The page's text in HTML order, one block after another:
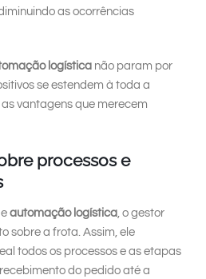
as ocorrências
logística não param por
se estendem à toda a
vantagens que merecem
processos e
automação logística, o gestor
sobre a frota. Assim, ele
todos os processos e as etapas
do pedido até a